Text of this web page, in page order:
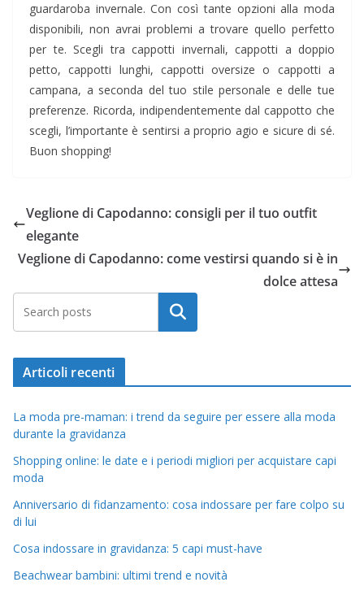
guardaroba invernale. Con così tante opzioni alla moda
disponibili, non avrai problemi a trovare quello perfetto
per te. Scegli tra cappotti invernali, cappotti a doppio
petto, cappotti lunghi, cappotti oversize o cappotti a
campana, a seconda del tuo stile personale e delle tue
preferenze. Ricorda, indipendentemente dal cappotto che
scegli, l’importante è sentirsi a proprio agio e sicure di sé.
Buon shopping!
Veglione di Capodanno: consigli per il tuo outfit
elegante
Veglione di Capodanno: come vestirsi quando si è in
dolce attesa
Cerca
Articoli recenti
La moda pre-maman: i trend da seguire per essere alla moda
durante la gravidanza
Shopping online: le date e i periodi migliori per acquistare capi
moda
Anniversario di fidanzamento: cosa indossare per fare colpo su
di lui
Cosa indossare in gravidanza: 5 capi must-have
Beachwear bambini: ultimi trend e novità